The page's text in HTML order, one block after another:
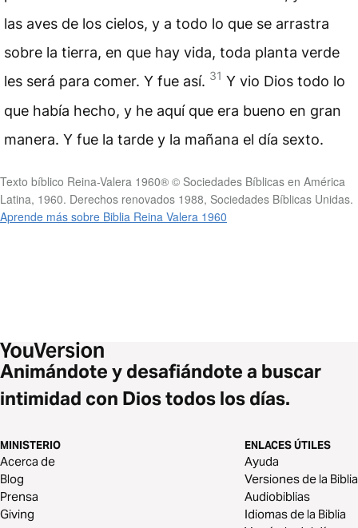
las aves de los cielos, y a todo lo que se arrastra
sobre la tierra, en que hay vida, toda planta verde
les será para comer. Y fue así. 31 Y vio Dios todo lo
que había hecho, y he aquí que era bueno en gran
manera. Y fue la tarde y la mañana el día sexto.
Texto bíblico Reina-Valera 1960® © Sociedades Bíblicas en América
Latina, 1960. Derechos renovados 1988, Sociedades Bíblicas Unidas.
Aprende más sobre Biblia Reina Valera 1960
Animándote y desafiándote a buscar
intimidad con Dios todos los días.
MINISTERIO
Acerca de
Blog
Prensa
Giving
ENLACES ÚTILES
Ayuda
Versiones de la Biblia
Audiobiblias
Idiomas de la Biblia